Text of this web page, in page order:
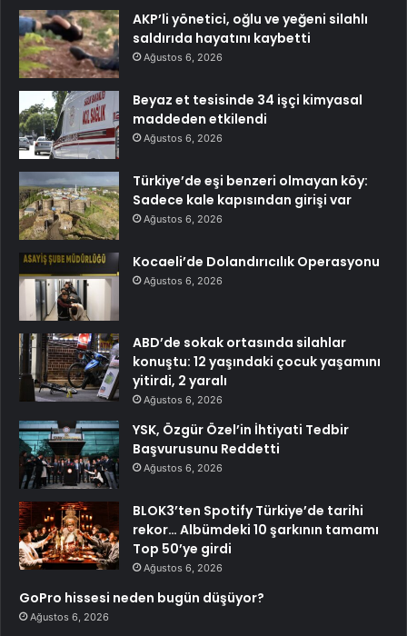
AKP’li yönetici, oğlu ve yeğeni silahlı
saldırıda hayatını kaybetti
Ağustos 6, 2026
Beyaz et tesisinde 34 işçi kimyasal
maddeden etkilendi
Ağustos 6, 2026
Türkiye’de eşi benzeri olmayan köy:
Sadece kale kapısından girişi var
Ağustos 6, 2026
Kocaeli’de Dolandırıcılık Operasyonu
Ağustos 6, 2026
ABD’de sokak ortasında silahlar
konuştu: 12 yaşındaki çocuk yaşamını
yitirdi, 2 yaralı
Ağustos 6, 2026
YSK, Özgür Özel’in İhtiyati Tedbir
Başvurusunu Reddetti
Ağustos 6, 2026
BLOK3’ten Spotify Türkiye’de tarihi
rekor… Albümdeki 10 şarkının tamamı
Top 50’ye girdi
Ağustos 6, 2026
GoPro hissesi neden bugün düşüyor?
Ağustos 6, 2026